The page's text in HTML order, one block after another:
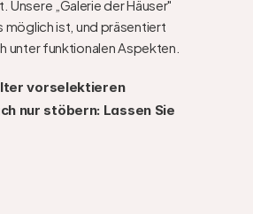
ist, und präsentiert
unter funktionalen Aspekten.
vorselektieren
nur stöbern: Lassen Sie